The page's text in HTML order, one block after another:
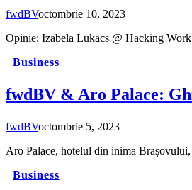
fwdBVoctombrie 10, 2023
Opinie: Izabela Lukacs @ Hacking
Business
fwdBV & Aro Palace:
fwdBVoctombrie 5, 2023
Aro Palace, hotelul din inima
Business